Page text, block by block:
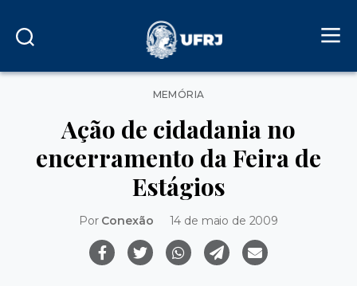
Categorias
MEMÓRIA
Ação de cidadania no
encerramento da Feira de
Estágios
Por Conexão 14 de maio de 2009